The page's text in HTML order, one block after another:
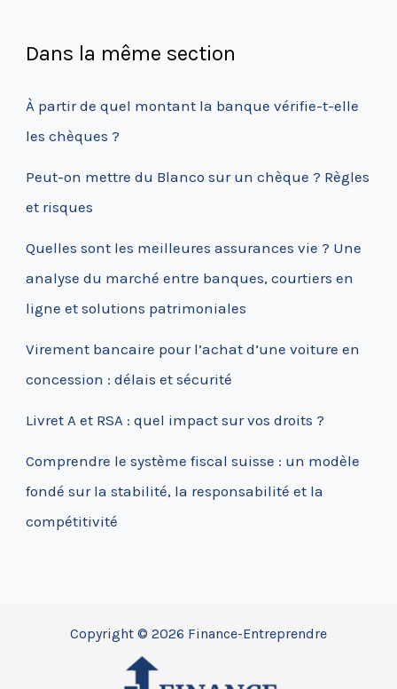
Dans la même section
À partir de quel montant la banque vérifie-t-elle
les chèques ?
Peut-on mettre du Blanco sur un chèque ? Règles
et risques
Quelles sont les meilleures assurances vie ? Une
analyse du marché entre banques, courtiers en
ligne et solutions patrimoniales
Virement bancaire pour l’achat d’une voiture en
concession : délais et sécurité
Livret A et RSA : quel impact sur vos droits ?
Comprendre le système fiscal suisse : un modèle
fondé sur la stabilité, la responsabilité et la
compétitivité
Copyright © 2026 Finance-Entreprendre